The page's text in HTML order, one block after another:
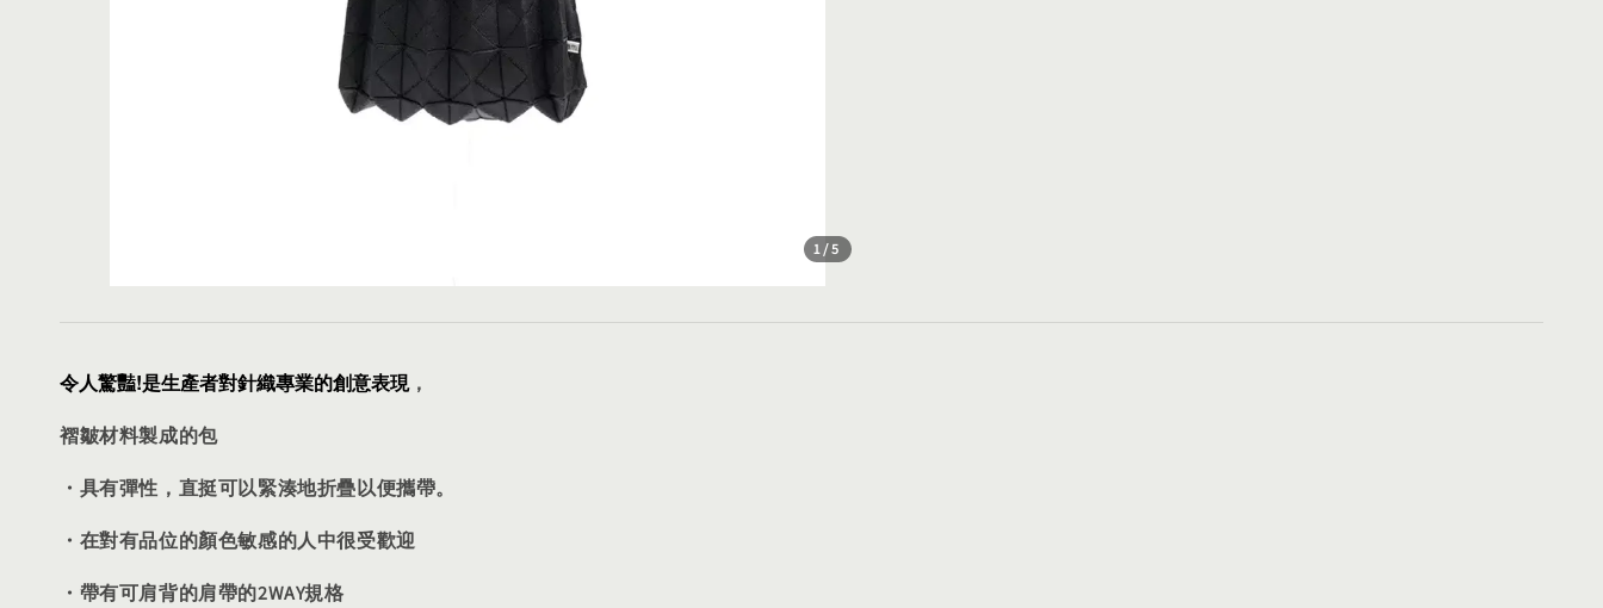
1/5
令人驚豔!是生產者對針織專業的創意表現，
褶皺材料製成的包
・具有彈性，直挺可以緊湊地折疊以便攜帶。
・在對有品位的顏色敏感的人中很受歡迎
・帶有可肩背的肩帶的2WAY規格